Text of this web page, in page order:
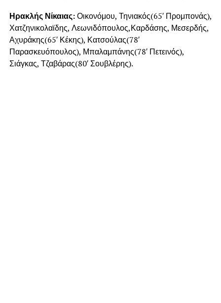
Ηρακλής Νίκαιας:Οικονόμου, Τηνιακός(65′ Προμπονάς),
Χατζηνικολαϊδης, Λεωνιδόπουλος,Καρδάσης, Μεσερδής,
Αχυράκης(65′ Κέκης), Κατσούλας(78′
Παρασκευόπουλος), Μπαλαμπάνης(78′ Πετεινός),
Σιάγκας, Τζαβάρας(80′ Σουβλέρης).